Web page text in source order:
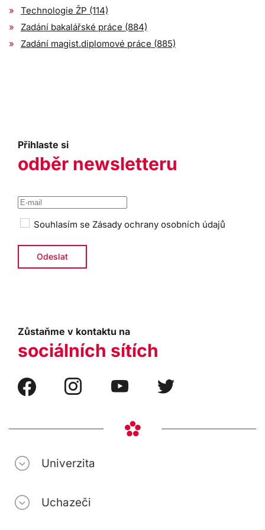
Technologie ŽP (114)
Zadání bakalářské práce (884)
Zadání magist.diplomové práce (885)
Přihlaste si
odběr newsletteru
Souhlasím se Zásady ochrany osobních údajů
Zůstaňme v kontaktu na
sociálních sítích
Univerzita
Uchazeči